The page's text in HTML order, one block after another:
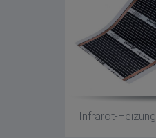
Infrarot-Heizung